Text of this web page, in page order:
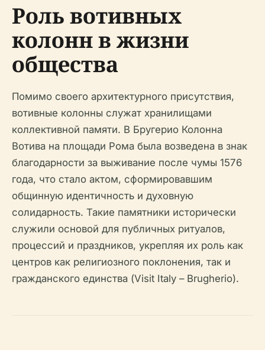
Роль вотивных
колонн в жизни
общества
Помимо своего архитектурного присутствия,
вотивные колонны служат хранилищами
коллективной памяти. В Бругерио Колонна
Вотива на площади Рома была возведена в знак
благодарности за выживание после чумы 1576
года, что стало актом, сформировавшим
общинную идентичность и духовную
солидарность. Такие памятники исторически
служили основой для публичных ритуалов,
процессий и праздников, укрепляя их роль как
центров как религиозного поклонения, так и
гражданского единства (Visit Italy – Brugherio).